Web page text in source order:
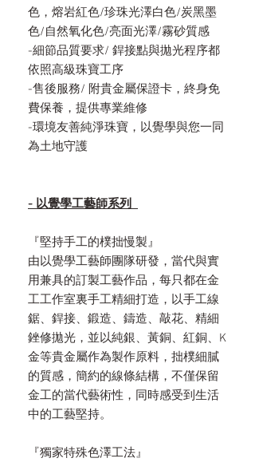
色，熔岩紅色/珍珠光澤白色/炭黑墨
色/自然氧化色/亮面光澤/霧砂質感
-細節品質要求/ 銲接點與拋光程序都
依照高級珠寶工序
-售後服務/ 附貴金屬保證卡，終身免
費保養，提供專業維修
-環境友善純淨珠寶，以覺學與您一同
為土地守護
- 以覺學工藝師系列
『堅持手工的樸拙慢製』
由以覺學工藝師團隊研發，當代與實
用兼具的訂製工藝作品，每只都在金
工工作室裏手工精細打造，以手工線
鋸、銲接、鍛造、鑄造、敲花、精細
銼修拋光，並以純銀、黃銅、紅銅、K
金等貴金屬作為製作原料，拙樸細膩
的質感，簡約的線條結構，不僅保留
金工的當代藝術性，同時感受到生活
中的工藝堅持。
『獨家特殊色澤工法』